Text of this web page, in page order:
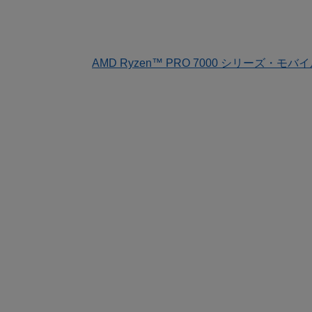
AMD Ryzen™ PRO 7000 シリーズ・モバ